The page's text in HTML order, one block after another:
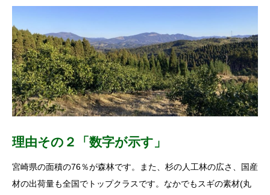
理由その２「数字が示す」
宮崎県の面積の76％が森林です。また、杉の人工林の広さ、国産
材の出荷量も全国でトップクラスです。なかでもスギの素材(丸